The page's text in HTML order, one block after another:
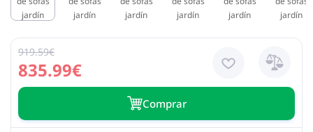
835.99€
919.59€
Сomprar